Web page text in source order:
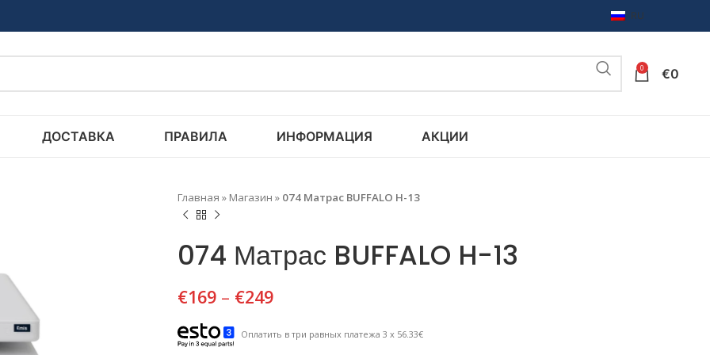
RU
0 €0
ДОСТАВКА ПРАВИЛА ИНФОРМАЦИЯ АКЦИИ
Главная » Магазин » 074 Матрас BUFFALO H-13
074 Матрас BUFFALO H-13
€169 – €249
Оплатить в три равных платежа 3 x 56.33€